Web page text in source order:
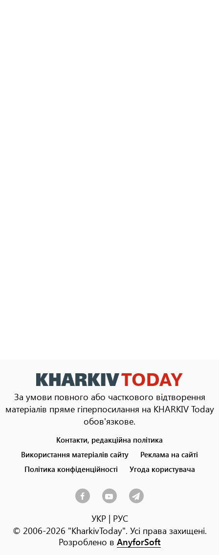
За умови повного або часткового відтворення
матеріалів пряме гіперпосилання на KHARKIV Today
обов'язкове.
menu
Контакти, редакційна політика
Використання матеріалів сайту
Реклама на сайті
Політика конфіденційності
Угода користувача
УКР| РУС
© 2006-2026 "KharkivToday". Усі права захищені.
Розроблено в AnyforSoft